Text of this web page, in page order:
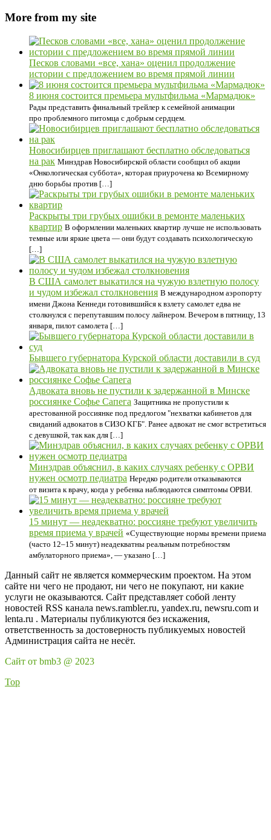
More from my site
Песков словами «все, хана» оценил продолжение
истории с предложением во время прямой линии
8 июня состоится премьера мультфильма «Мармадюк»
Рады представить финальный трейлер к семейной анимации
про проблемного питомца с добрым сердцем.
Новосибирцев приглашают бесплатно обследоваться
на рак Минздрав Новосибирской области сообщил об акции
«Онкологическая суббота», которая приурочена ко Всемирному
дню борьбы против […]
Раскрыты три грубых ошибки в ремонте маленьких
квартир В оформлении маленьких квартир лучше не использовать
темные или яркие цвета — они будут создавать психологическую
[…]
В США самолет выкатился на чужую взлетную полосу
и чудом избежал столкновения В международном аэропорту
имени Джона Кеннеди готовившийся к взлету самолет едва не
столкнулся с перепутавшим полосу лайнером. Вечером в пятницу, 13
января, пилот самолета […]
Бывшего губернатора Курской области доставили в суд
Адвоката вновь не пустили к задержанной в Минске
россиянке Софье Сапега Защитника не пропустили к
арестованной россиянке под предлогом "нехватки кабинетов для
свиданий адвокатов в СИЗО КГБ". Ранее адвокат не смог встретиться
с девушкой, так как для […]
Минздрав объяснил, в каких случаях ребенку с ОРВИ
нужен осмотр педиатра Нередко родители отказываются
от визита к врачу, когда у ребенка наблюдаются симптомы ОРВИ.
15 минут — неадекватно: россияне требуют увеличить
время приема у врачей «Существующие нормы времени приема
(часто 12–15 минут) неадекватны реальным потребностям
амбулаторного приема», — указано […]
Данный сайт не является коммерческим проектом. На этом
сайте ни чего не продают, ни чего не покупают, ни какие
услуги не оказываются. Сайт представляет собой ленту
новостей RSS канала news.rambler.ru, yandex.ru, newsru.com и
lenta.ru . Материалы публикуются без искажения,
ответственность за достоверность публикуемых новостей
Администрация сайта не несёт.
Сайт от bmb3 @ 2023
Top